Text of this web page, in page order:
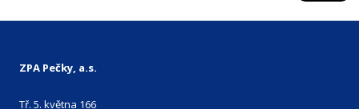
ZPA Pečky, a.s.
Tř. 5. května 166